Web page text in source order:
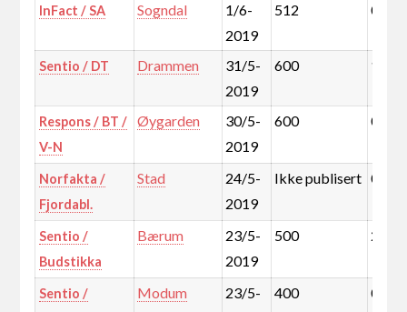
InFact / SA Sogndal
1/6-
2019
512 0,2%
Sentio / DT Drammen
31/5-
2019
600 1,8%
Respons / BT /
V-N
Øygarden
30/5-
2019
600 0,6%
Norfakta /
Fjordabl.
Stad
24/5-
2019
Ikke publisert 0,2%
Sentio /
Budstikka
Bærum
23/5-
2019
500 2,4%
Sentio /
Modum
23/5-
400 0,3%